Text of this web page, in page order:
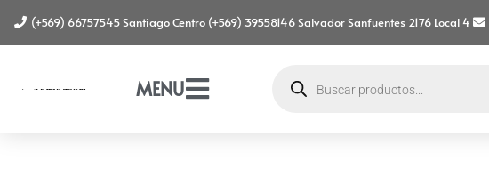
(+569) 66757545 Santiago Centro (+569) 39558146 Salvador Sanfuentes 2176 Local 4
MENU